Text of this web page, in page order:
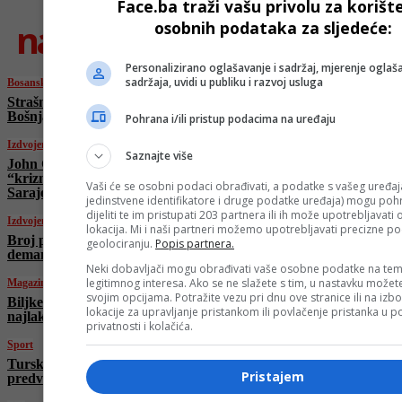
najnovije
Bosanski vjestnik
Strašna prijetnja iz Moskve! Lavrov: “Zapad
Bošnjake gura u rat sa Srbima i Hrvatima”
Izdvojeno
John Ginkel preuzeo dužnost američkog
“kriznog ambasadora” u BiH, stigao u
Sarajevo
Izdvojeno
Broj poginulih u napadu na Katar raste, vlasti
demantuju da su među njima lideri Hamasa
Magazin
Biljke koje čiste zrak u domu – najkorisnije i
najlakše za održavanje
Sport
Turska u polufinalu Eurobasketa, Şengun
predvodio historijsku pobjedu
Face.ba traži vašu privolu za
osobnih podataka za sljedeće:
Personalizirano oglašavanje i sadržaj, mjerenje
sadržaja, uvidi u publiku i razvoj usluga
Pohrana i/ili pristup podacima na uređaju
Saznajte više
Vaši će se osobni podaci obrađivati, a podatke s vašeg
jedinstvene identifikatore i druge podatke uređaja) mogu
dijeliti te im pristupati 203 partnera ili ih može upotrebljavati
lokacija. Mi i naši partneri možemo upotrebljavati precizne
geolociranju. Popis partnera.
Neki dobavljači mogu obrađivati vaše osobne podatke na
legitimnog interesa. Ako se ne slažete s tim, u nastavku
svojim opcijama. Potražite vezu pri dnu ove stranice ili na
lokacije za upravljanje pristankom ili povlačenje pristanka u
privatnosti i kolačića.
Pristajem